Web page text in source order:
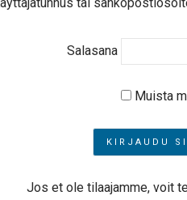
Salasana
Muista
Jos et ole tilaajamme, voit